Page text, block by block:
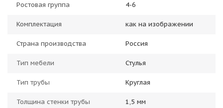
Ростовая группа 4-6
Комплектация как на изображении
Страна производства Россия
Тип мебели Стулья
Тип трубы Круглая
Толщина стенки трубы 1,5 мм